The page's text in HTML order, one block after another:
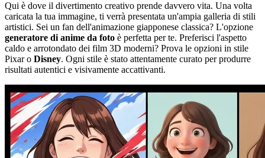
Qui è dove il divertimento creativo prende davvero vita. Una volta
caricata la tua immagine, ti verrà presentata un'ampia galleria di stili
artistici. Sei un fan dell'animazione giapponese classica? L'opzione
generatore di anime da foto è perfetta per te. Preferisci l'aspetto
caldo e arrotondato dei film 3D moderni? Prova le opzioni in stile
Pixar o Disney. Ogni stile è stato attentamente curato per produrre
risultati autentici e visivamente accattivanti.